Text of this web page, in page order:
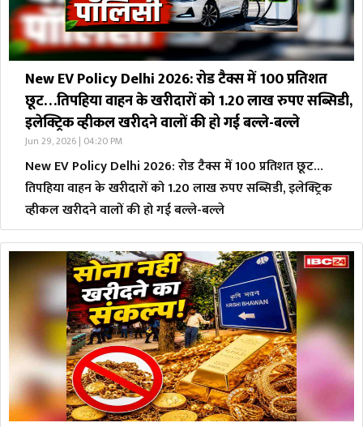
New EV Policy Delhi 2026: रोड टैक्स में 100 प्रतिशत
छूट…तिपहिया वाहन के खरीदारों को 1.20 लाख रुपए सब्सिडी,
इलेक्ट्रिक व्हीकल खरीदने वालों की हो गई बल्ले-बल्ले
Jun 29, 2026 | 04:20 PM
New EV Policy Delhi 2026: रोड टैक्स में 100 प्रतिशत छूट…
तिपहिया वाहन के खरीदारों को 1.20 लाख रुपए सब्सिडी, इलेक्ट्रिक
व्हीकल खरीदने वालों की हो गई बल्ले-बल्ले